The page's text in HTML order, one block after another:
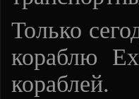
Только
кораблю
кораблей.